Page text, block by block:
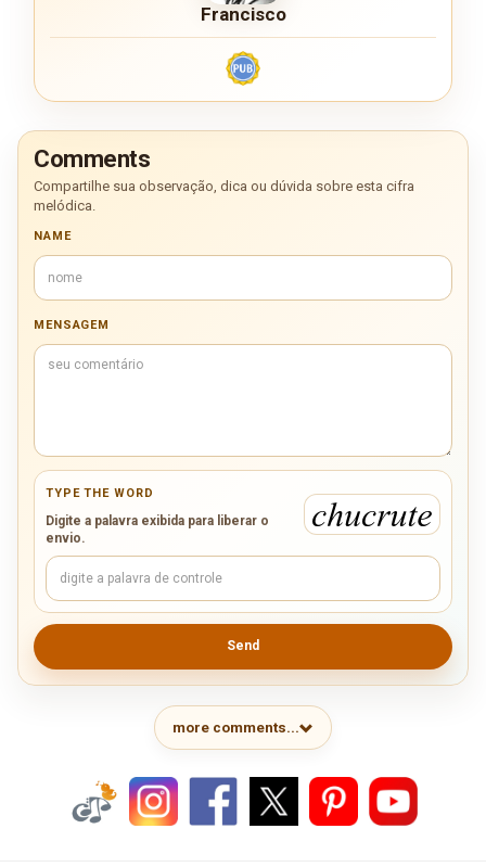
Francisco
Comments
Compartilhe sua observação, dica ou dúvida sobre esta cifra
melódica.
NAME
MENSAGEM
TYPE THE WORD
Digite a palavra exibida para liberar o
envio.
Send
more comments...